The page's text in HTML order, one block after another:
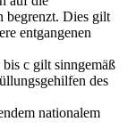
begrenzt. Dies gilt
entgangenen
c gilt sinngemäß
des
nationalem